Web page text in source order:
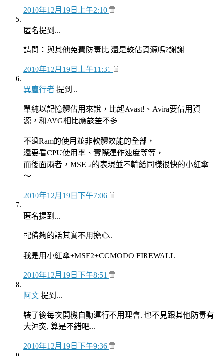
2010年12月19日上午2:10
匿名提到...
請問：與其他免費防毒比 還是較佔資源嗎?謝謝
2010年12月19日上午11:31
異塵行者 提到...
單純以記憶體佔用來說，比起Avast!、Avira要佔用資
源，和AVG相比應該差不多
不過Ram的使用並非軟體效能的全部，
還要看CPU使用率、實際運作速度等等，
而後面兩者，MSE 2的表現並不輸給同樣很快的小紅傘
～
2010年12月19日下午7:06
匿名提到...
配備夠的話其實不用擔心..
我是用小紅傘+MSE2+COMODO FIREWALL
2010年12月19日下午8:51
阿文 提到...
裝了後每次開機自動運行不用理會. 也不見跟其他防毒有
大沖突, 算是不錯吧...
2010年12月19日下午9:36